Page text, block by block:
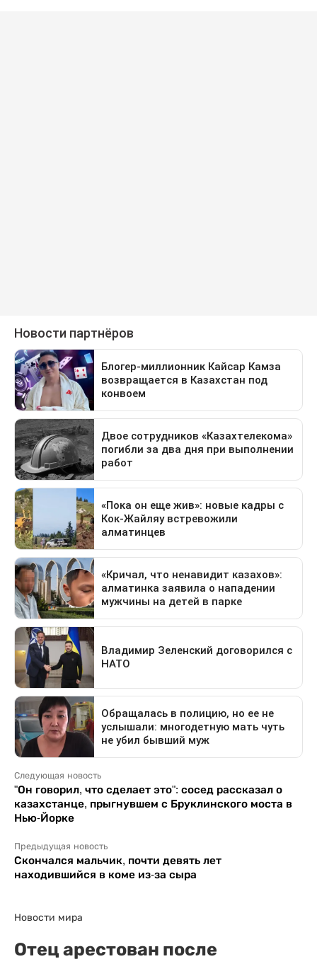
Следующая новость
"Он говорил, что сделает это": сосед рассказал о
казахстанце, прыгнувшем с Бруклинского моста в
Нью-Йорке
Предыдущая новость
Скончался мальчик, почти девять лет
находившийся в коме из-за сыра
Новости мира
Отец арестован после